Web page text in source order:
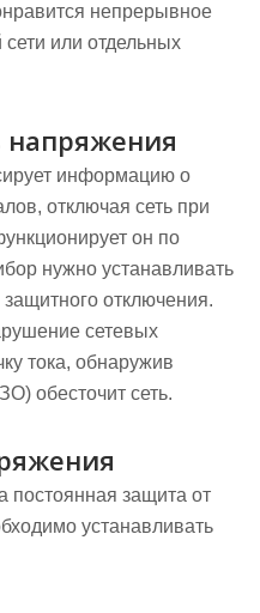
непрерывное
или отдельных
напряжения
информацию о
отключая сеть при
он по
нужно устанавливать
защитного отключения.
сетевых
тока, обнаружив
обесточит сеть.
постоянная защита от
устанавливать